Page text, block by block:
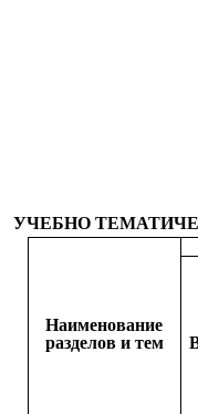
УЧЕБНО
Наименование
разделов и тем